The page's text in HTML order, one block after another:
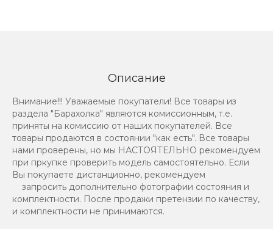
Описание
Внимание!!! Уважаемые покупатели! Все товары из
раздела "Барахолка" являются комиссионным, т.е.
приняты на комиссию от наших покупателей. Все
товары продаются в состоянии "как есть". Все товары
нами проверены, но мы НАСТОЯТЕЛЬНО рекомендуем
при пркупке проверить модель самостоятельно. Если
Вы покупаете дистанционно, рекомендуем
запросить дополнительно фотографии состояния и
комплектности. После продажи претензии по качеству,
и комплектности не принимаются.